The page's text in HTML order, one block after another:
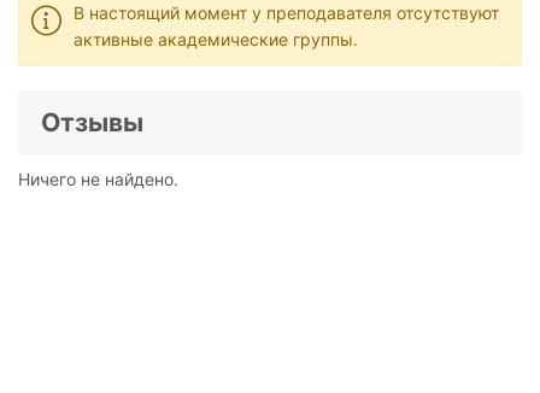
В настоящий момент у преподавателя отсутствуют
активные академические группы.
Отзывы
Ничего не найдено.